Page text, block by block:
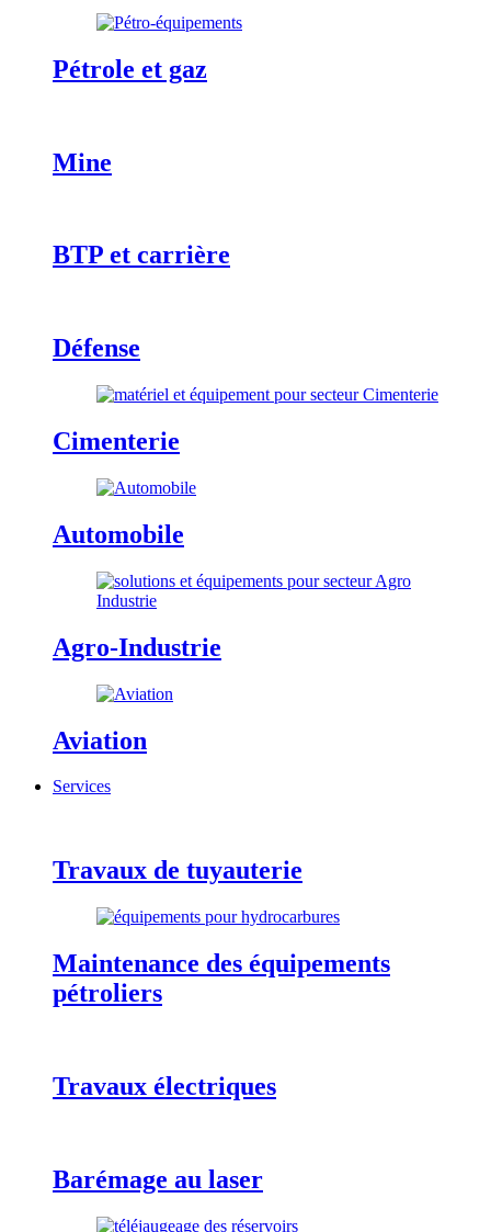
Pétrole et gaz
Mine
BTP et carrière
Défense
Cimenterie
Automobile
Agro-Industrie
Aviation
Services
Travaux de tuyauterie
Maintenance des équipements
pétroliers
Travaux électriques
Barémage au laser